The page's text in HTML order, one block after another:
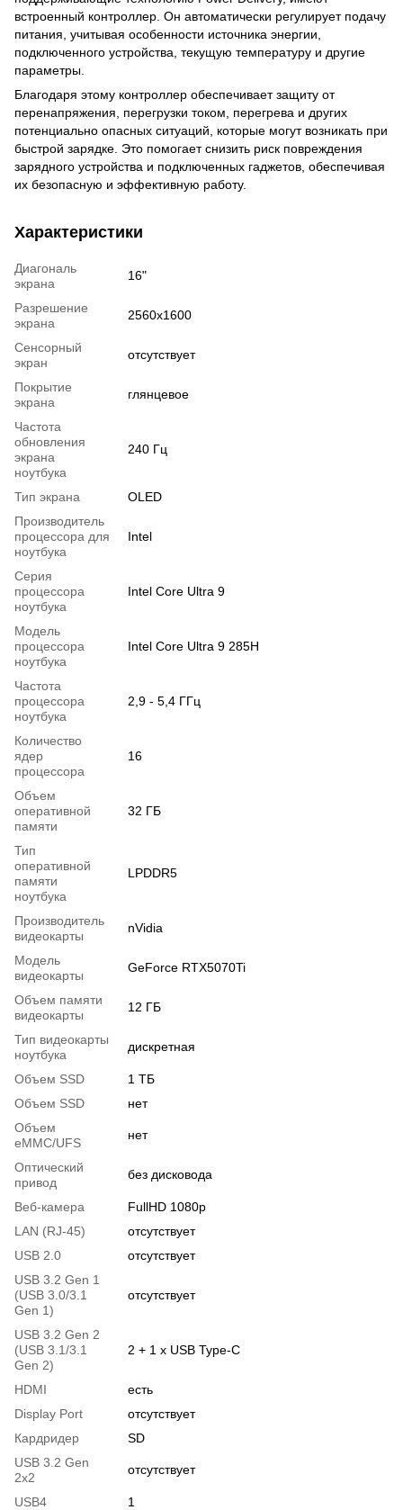
встроенный контроллер. Он автоматически регулирует подачу
питания, учитывая особенности источника энергии,
подключенного устройства, текущую температуру и другие
параметры.
Благодаря этому контроллер обеспечивает защиту от
перенапряжения, перегрузки током, перегрева и других
потенциально опасных ситуаций, которые могут возникать при
быстрой зарядке. Это помогает снизить риск повреждения
зарядного устройства и подключенных гаджетов, обеспечивая
их безопасную и эффективную работу.
Характеристики
Диагональ
экрана
16"
Разрешение
экрана
2560x1600
Сенсорный
экран
отсутствует
Покрытие
экрана
глянцевое
Частота
обновления
экрана
ноутбука
240 Гц
Тип экрана
OLED
Производитель
процессора для
ноутбука
Intel
Серия
процессора
ноутбука
Intel Core Ultra 9
Модель
процессора
ноутбука
Intel Core Ultra 9 285H
Частота
процессора
ноутбука
2,9 - 5,4 ГГц
Количество
ядер
процессора
16
Объем
оперативной
памяти
32 ГБ
Тип
оперативной
памяти
ноутбука
LPDDR5
Производитель
видеокарты
nVidia
Модель
видеокарты
GeForce RTX5070Ti
Объем памяти
видеокарты
12 ГБ
Тип видеокарты
ноутбука
дискретная
Объем SSD
1 ТБ
Объем SSD
нет
Объем
eMMC/UFS
нет
Оптический
привод
без дисковода
Веб-камера
FullHD 1080p
LAN (RJ-45)
отсутствует
USB 2.0
отсутствует
USB 3.2 Gen 1
(USB 3.0/3.1
Gen 1)
отсутствует
USB 3.2 Gen 2
(USB 3.1/3.1
Gen 2)
2 + 1 x USB Type-C
HDMI
есть
Display Port
отсутствует
Кардридер
SD
USB 3.2 Gen
2x2
отсутствует
USB4
1